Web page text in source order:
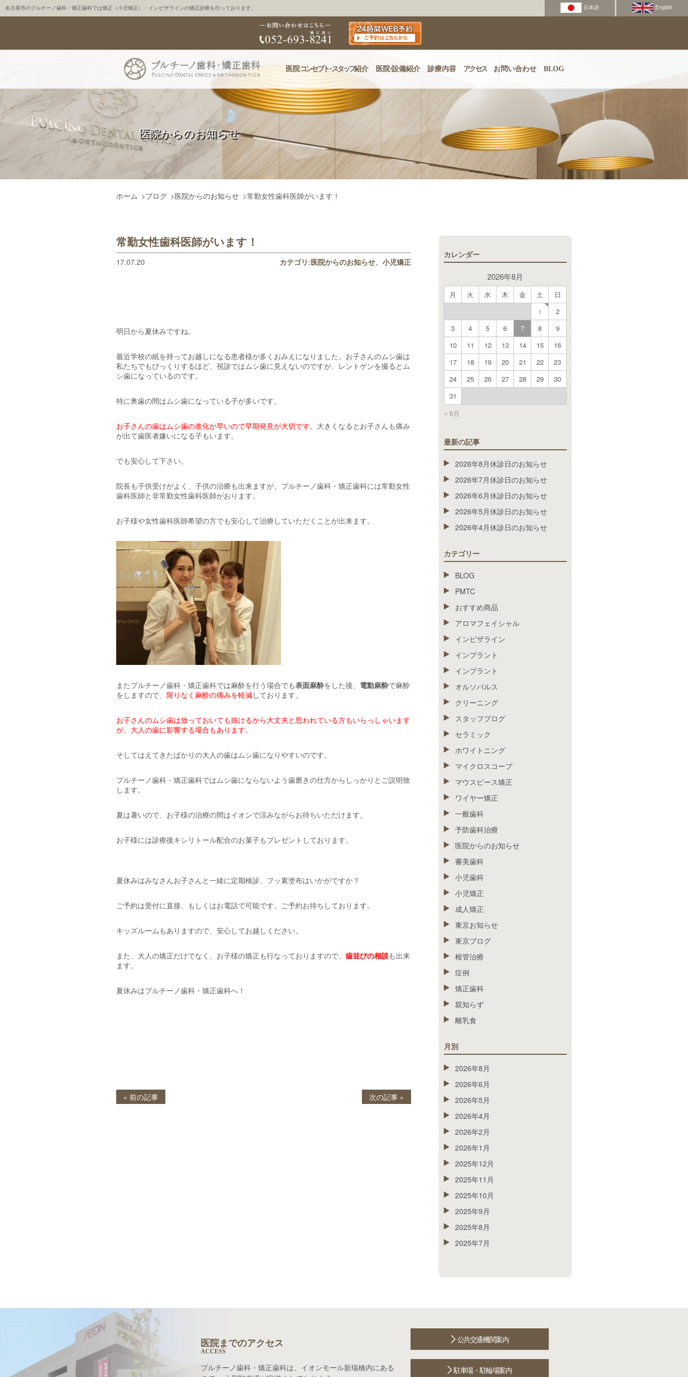
名古屋市のプルチーノ歯科・矯正歯科では矯正（小児矯正）・インビザラインの矯正診療を行っております。
医院コンセプト・スタッフ紹介 医院・設備紹介 診療内容 アクセス お問い合わせ BLOG
医院からのお知らせ
ホーム >ブログ >医院からのお知らせ >常勤女性歯科医師がいます！
常勤女性歯科医師がいます！
17.07.20 カテゴリ:医院からのお知らせ 小児矯正
明日から夏休みですね。
最近学校の紙を持ってお越しになる患者様が多くおみえになりました。お子さんのムシ歯は
私たちでもびっくりするほど、視診ではムシ歯に見えないのですが、レントゲンを撮るとム
シ歯になっているのです。
特に奥歯の間はムシ歯になっている子が多いです。
お子さんの歯はムシ歯の進化が早いので早期発見が大切です。 大きくなるとお子さんも痛み
が出て歯医者嫌いになる子もいます。
でも安心して下さい。
院長も子供受けがよく、子供の治療も出来ますが、プルチーノ歯科・矯正歯科には常勤女性
歯科医師と非常勤女性歯科医師がおります。
お子様や女性歯科医師希望の方でも安心して治療していただくことが出来ます。
またプルチーノ歯科・矯正歯科では麻酔を行う場合でも表面麻酔をした後、 電動麻酔で麻酔
をしますので、 限りなく麻酔の痛みを軽減しております。
お子さんのムシ歯は放っておいても抜けるから大丈夫と思われている方もいらっしゃいます
が、大人の歯に影響する場合もあります。
そしてはえてきたばかりの大人の歯はムシ歯になりやすいのです。
プルチーノ歯科・矯正歯科ではムシ歯にならないよう歯磨きの仕方からしっかりとご説明致
します。
夏は暑いので、お子様の治療の間はイオンで涼みながらお待ちいただけます。
お子様には診療後キシリトール配合のお菓子もプレゼントしております。
夏休みはみなさんお子さんと一緒に定期検診、フッ素塗布はいかがですか？
ご予約は受付に直接、もしくはお電話で可能です。ご予約お待ちしております。
キッズルームもありますので、安心してお越しください。
また、大人の矯正だけでなく、お子様の矯正も行なっておりますので、 歯並びの相談も出来
ます。
夏休みはプルチーノ歯科・矯正歯科へ！
« 前の記事 次の記事 »
カレンダー
2026年8月
月 火 水 木 金 土 日
« 6月
1
2
3
4 5 6 7 8
9
10
11 12 13 14 15
16
17
18 19 20 21 22
23
24
25 26 27 28 29
30
31
最新の記事
2026年8月休診日のお知らせ
2026年7月休診日のお知らせ
2026年6月休診日のお知らせ
2026年5月休診日のお知らせ
2026年4月休診日のお知らせ
カテゴリー
BLOG
PMTC
おすすめ商品
アロマフェイシャル
インビザライン
インプラント
インプラント
オルソパルス
クリーニング
スタッフブログ
セラミック
ホワイトニング
マイクロスコープ
マウスピース矯正
ワイヤー矯正
一般歯科
予防歯科治療
医院からのお知らせ
審美歯科
小児歯科
小児矯正
成人矯正
東京お知らせ
東京ブログ
根管治療
症例
矯正歯科
親知らず
離乳食
月別
2026年8月
2026年6月
2026年5月
2026年4月
2026年2月
2026年1月
2025年12月
2025年11月
2025年10月
2025年9月
2025年8月
2025年7月
医院までのアクセス
ACCESS
プルチーノ歯科・矯正歯科は、イオンモール新瑞橋内にある
公共交通機関案内
駐車場・駐輪場案内